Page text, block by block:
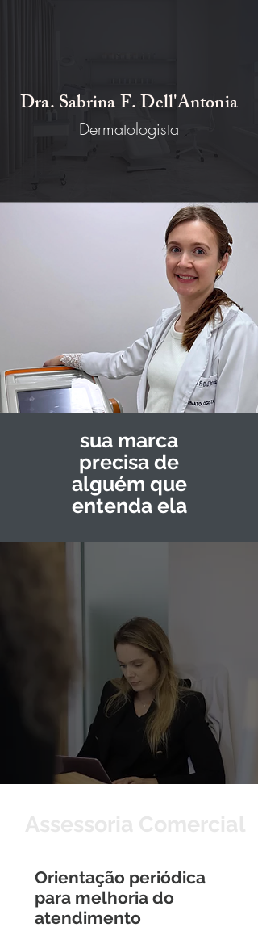
Dra. Sabrina F. Dell'Antonia
Dermatologista
sua marca
precisa de
alguém que
entenda ela
Orientação periódica
para melhoria do
atendimento